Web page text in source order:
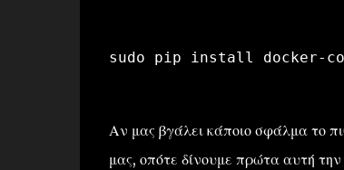
sudo pip install docker-
Αν μας βγάλει κάποιο σφάλμα το
μας, οπότε δίνουμε πρώτα αυτή την